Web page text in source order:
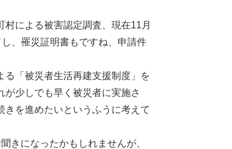
による被害認定調査、現在11月
、罹災証明書もですね、申請件
「被災者生活再建支援制度」を
少しでも早く被災者に実施さ
を進めたいというふうに考えて
きになったかもしれませんが、